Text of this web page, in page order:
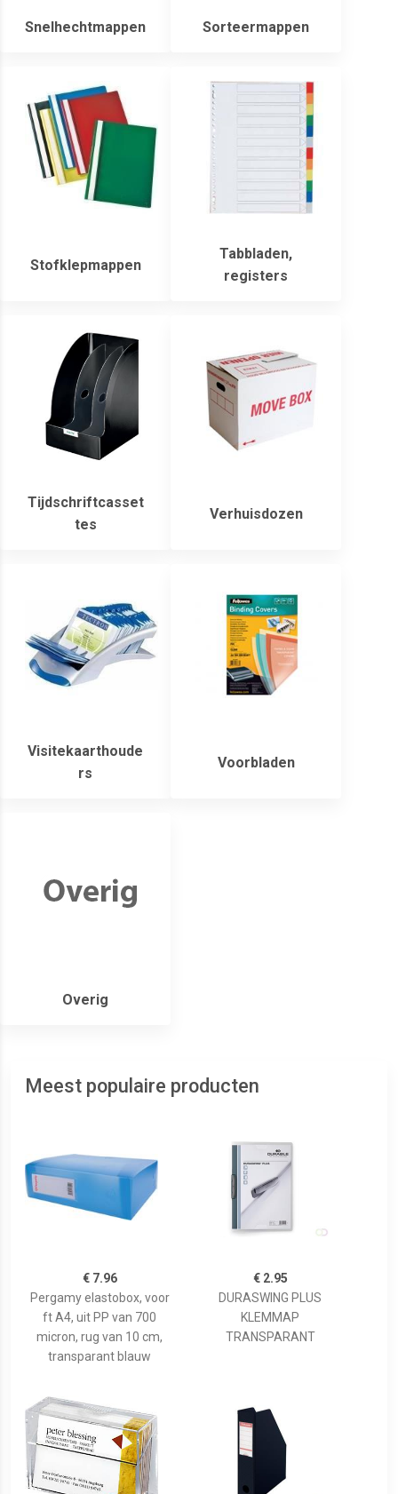
Snelhechtmappen Sorteermappen
Stofklepmappen
Tabbladen,
registers
Tijdschriftcasset
tes
Verhuisdozen
Visitekaarthoude
rs
Voorbladen
Overig
Meest populaire producten
€ 7.96
Pergamy elastobox, voor
ft A4, uit PP van 700
micron, rug van 10 cm,
transparant blauw
€ 2.95
DURASWING PLUS
KLEMMAP
TRANSPARANT